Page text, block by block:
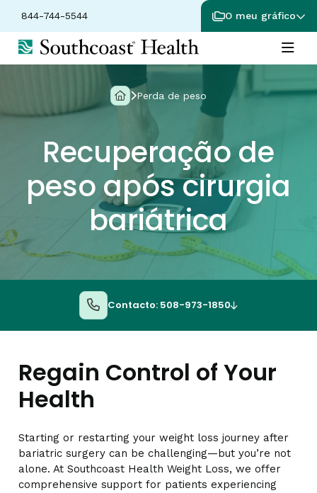
844-744-5544 O meu gráfico
Perda de peso
Recuperação de
peso após cirurgia
bariátrica
Contacto: 508-973-1850
Regain Control of Your
Health
Starting or restarting your weight loss journey after
bariatric surgery can be challenging—but you’re not
alone. At Southcoast Health Weight Loss, we offer
comprehensive support for patients experiencing